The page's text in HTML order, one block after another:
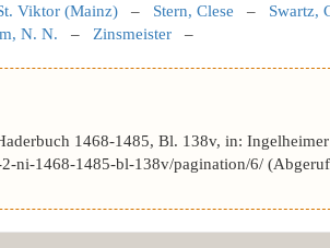
Viktor (Mainz) – Stern, Clese – Swartz,
N. N. – Zinsmeister –
1468-1485, Bl. 138v, in:
ni-1468-1485-bl-138v/pagination/6/